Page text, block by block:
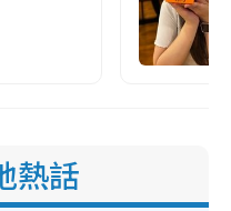
熱話